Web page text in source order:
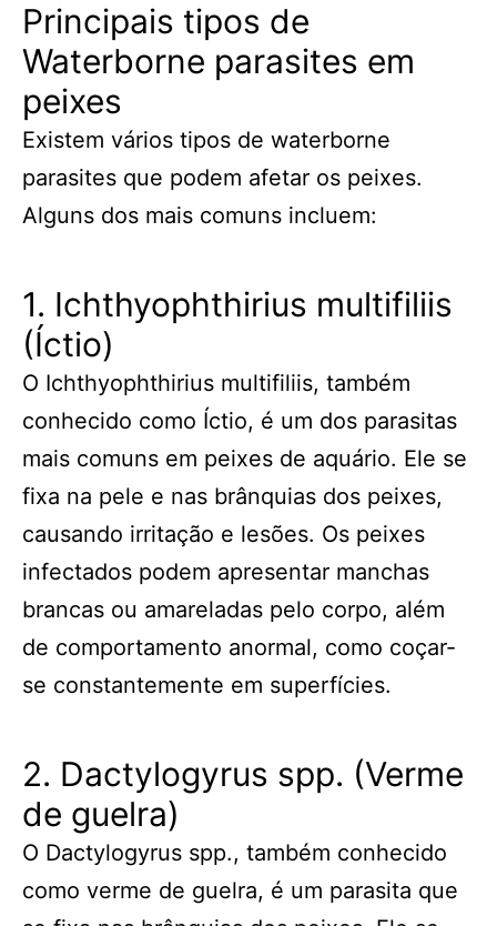
Principais tipos de
Waterborne parasites em
peixes
Existem vários tipos de waterborne
parasites que podem afetar os peixes.
Alguns dos mais comuns incluem:
1. Ichthyophthirius multifiliis
(Íctio)
O Ichthyophthirius multifiliis, também
conhecido como Íctio, é um dos parasitas
mais comuns em peixes de aquário. Ele se
fixa na pele e nas brânquias dos peixes,
causando irritação e lesões. Os peixes
infectados podem apresentar manchas
brancas ou amareladas pelo corpo, além
de comportamento anormal, como coçar-
se constantemente em superfícies.
2. Dactylogyrus spp. (Verme
de guelra)
O Dactylogyrus spp., também conhecido
como verme de guelra, é um parasita que